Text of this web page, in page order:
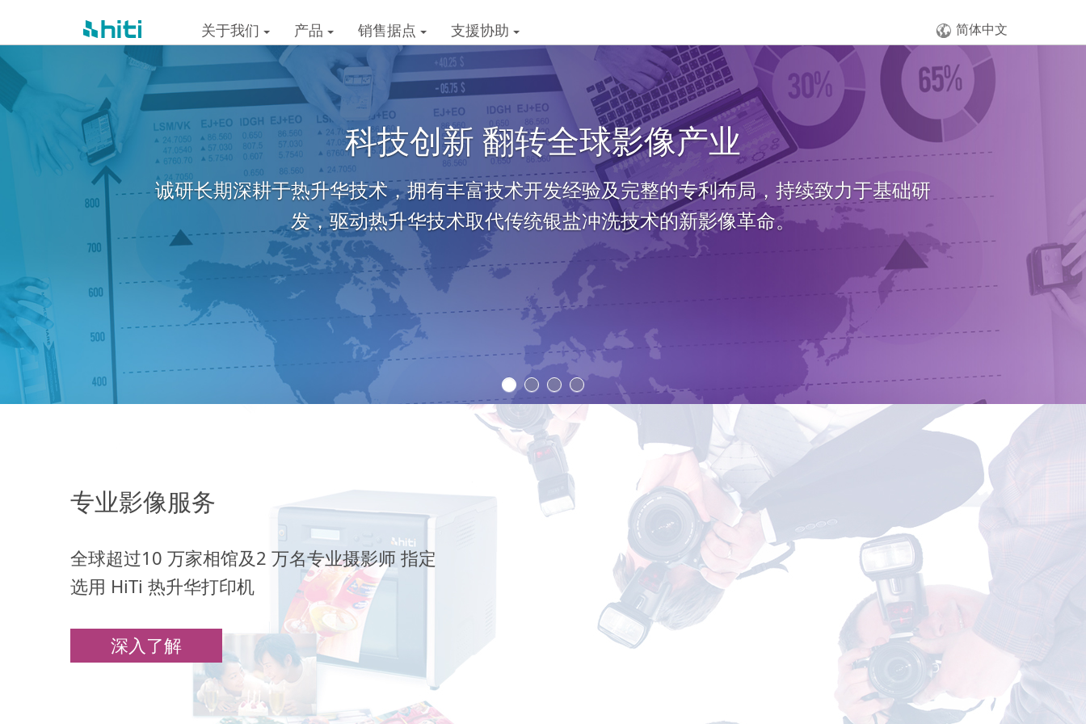
关于我们 产品 销售据点 支援协助 简体中文
环保技术 捕捉色彩不留污
诚研不只研发、制造机台与耗材，更自行开发关键零组件与材料，完成影像产业价值链的垂直
整合。在制造过程中，诚研钻研各式材料、精进制成，以利于减少废气排放及染废料的浪费。
专业影像服务
全球超过10 万家相馆及2 万名专业摄影师 指定
选用 HiTi 热升华打印机
深入了解